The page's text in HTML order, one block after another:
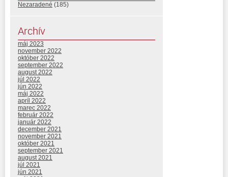
Nezaradené (185)
Archív
máj 2023
november 2022
október 2022
september 2022
august 2022
júl 2022
jún 2022
máj 2022
apríl 2022
marec 2022
február 2022
január 2022
december 2021
november 2021
október 2021
september 2021
august 2021
júl 2021
jún 2021